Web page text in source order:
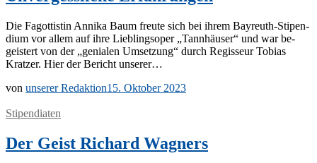
Die Fa­got­tis­tin An­ni­ka Baum freu­te sich bei ih­rem Bay­­reuth-Sti­­pen­­
di­um vor al­lem auf ihre Lieb­lings­oper „Tann­häu­ser“ und war be­
geis­tert von der „ge­nia­len Um­set­zung“ durch Re­gis­seur To­bi­as
Krat­zer. Hier der Be­richt unserer…
von unserer Redaktion15. Oktober 2023
Stipendiaten
Der Geist Richard Wagners